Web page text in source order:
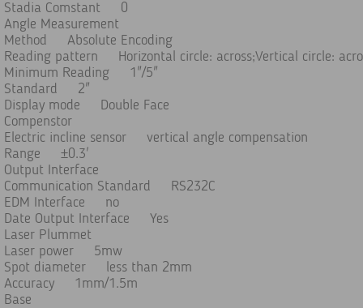
Stadia Comstant 0
Angle Measurement
Method Absolute Encoding
Reading pattern Horizontal circle: across;Vertical circle:
Minimum Reading 1"/5"
Standard 2"
Display mode Double Face
Compenstor
Electric incline sensor vertical angle compensation
Range ±0.3'
Output Interface
Communication Standard RS232C
EDM Interface no
Date Output Interface Yes
Laser Plummet
Laser power 5mw
Spot diameter less than 2mm
Accuracy 1mm/1.5m
Base